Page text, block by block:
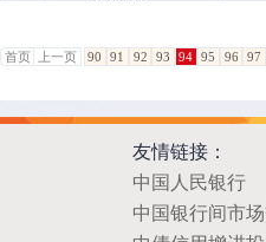
首页 上一页 90 91 92 93 94 95 96 97
友情链接：
中国人民银行
中国银行间市